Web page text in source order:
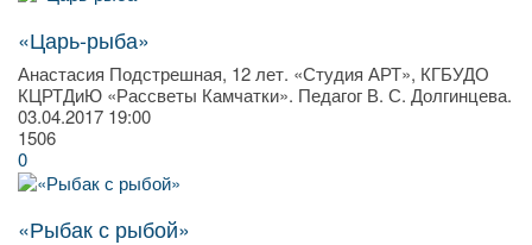
«Царь-рыба»
Анастасия Подстрешная, 12 лет. «Студия АРТ», КГБУДО
КЦРТДиЮ «Рассветы Камчатки». Педагог В. С. Долгинцева.
03.04.2017 19:00
1506
0
«Рыбак с рыбой»